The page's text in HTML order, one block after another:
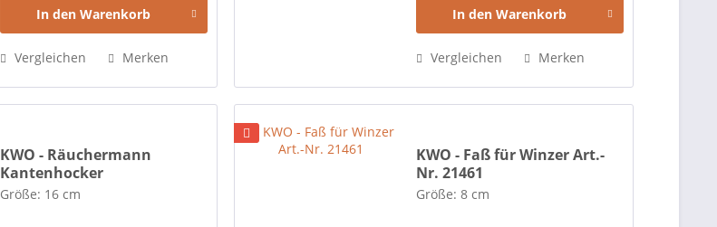
In den Warenkorb
Vergleichen Merken
In den Warenkorb
Vergleichen Merken
KWO - Räuchermann
Kantenhocker
Weihnachtsmann
Größe: 16 cm
KWO - Faß für Winzer Art.-
Nr. 21461
Größe: 8 cm